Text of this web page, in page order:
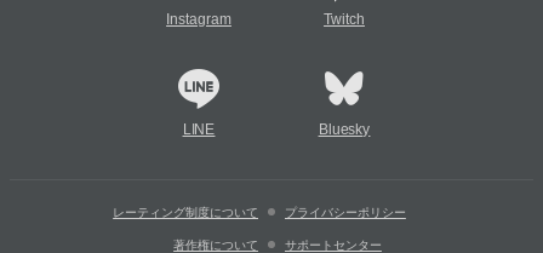
Instagram Twitch
LINE Bluesky
レーティング制度について プライバシーポリシー
著作権について サポートセンター